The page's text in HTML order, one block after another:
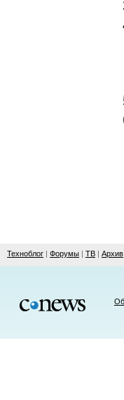
Техноблог | Форумы | ТВ | Архив